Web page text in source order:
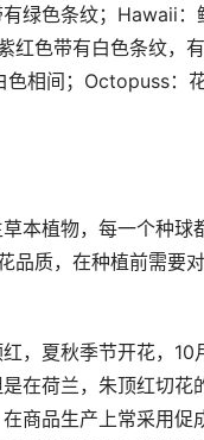
绿色条纹；Hawaii：
红色带有白色条纹，
色相间；Octopuss：
本植物，每一个种球
品质，在种植前需要
，夏秋季节开花，10
在荷兰，朱顶红切花
商品生产上常采用促